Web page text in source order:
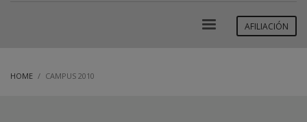
AFILIACIÓN
HOME CAMPUS 2010